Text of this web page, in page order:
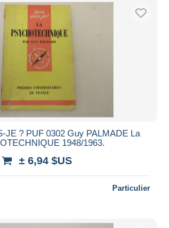
JE ? PUF 0302 Guy PALMADE La
1948/1963.
± 6,94 $US
Particulier